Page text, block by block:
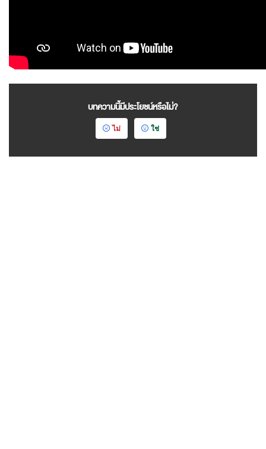
บทความนี้มีประโยชน์หรือไม่?
ไม่ ใช่